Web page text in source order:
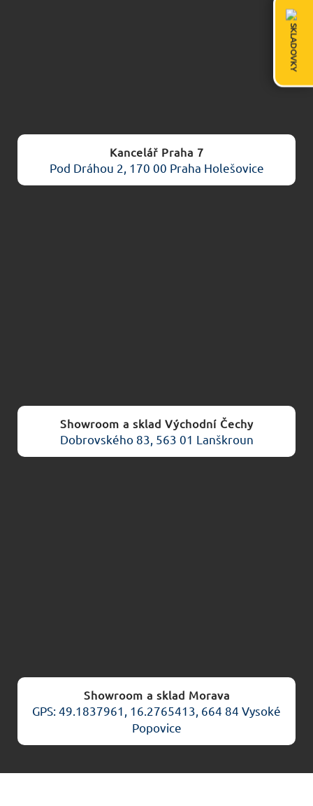
Kancelář Praha 7
Pod Dráhou 2, 170 00 Praha Holešovice
Showroom a sklad Východní Čechy
Dobrovského 83, 563 01 Lanškroun
Showroom a sklad Morava
GPS: 49.1837961, 16.2765413, 664 84 Vysoké
Popovice
SKLADOVKY